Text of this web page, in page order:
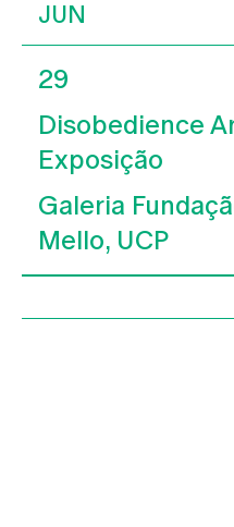
JUN
29
Disobedience
Exposição
Galeria
Mello, UCP